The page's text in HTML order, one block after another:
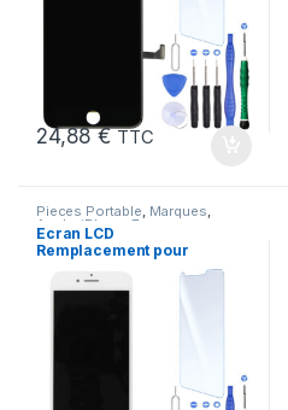
24,88€ TTC
Pieces Portable, Marques,
Apple iPhone 7
Ecran LCD
Remplacement pour
Trempe +Kit